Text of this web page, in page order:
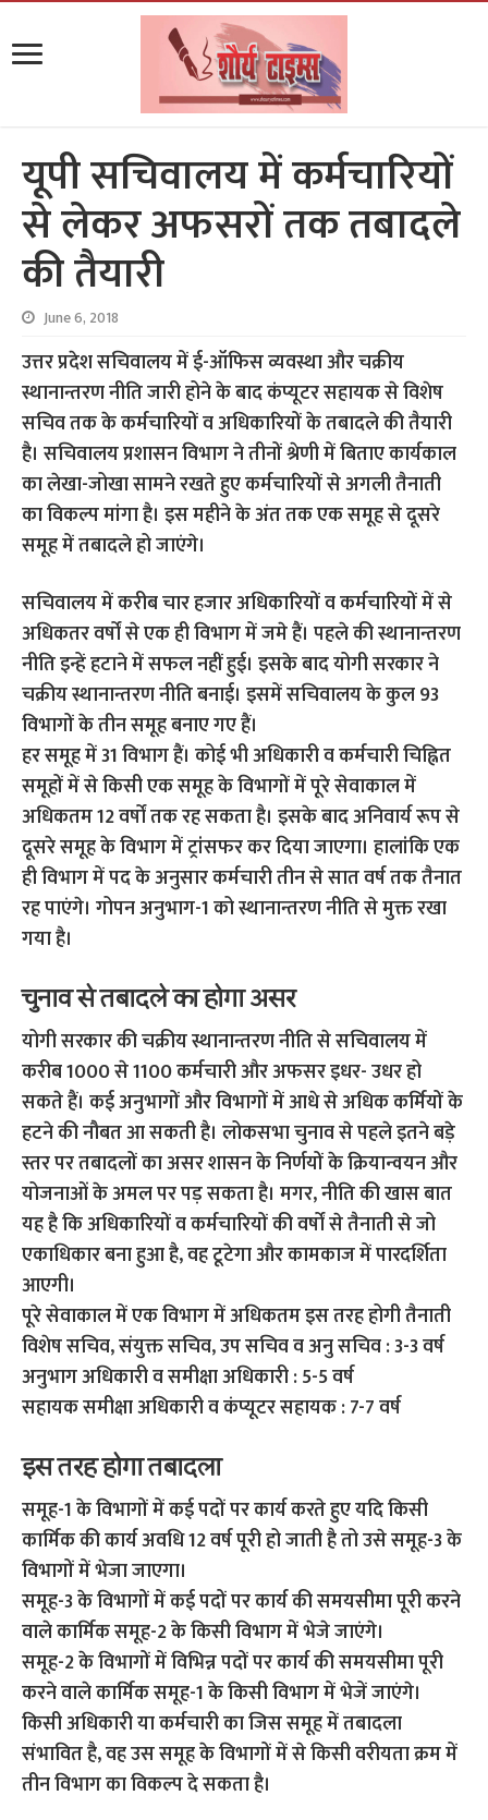
यूपी सचिवालय में कर्मचारियों
से लेकर अफसरों तक तबादले
की तैयारी
June 6, 2018
उत्तर प्रदेश सचिवालय में ई-ऑफिस व्यवस्था और चक्रीय
स्थानान्तरण नीति जारी होने के बाद कंप्यूटर सहायक से विशेष
सचिव तक के कर्मचारियों व अधिकारियों के तबादले की तैयारी
है। सचिवालय प्रशासन विभाग ने तीनों श्रेणी में बिताए कार्यकाल
का लेखा-जोखा सामने रखते हुए कर्मचारियों से अगली तैनाती
का विकल्प मांगा है। इस महीने के अंत तक एक समूह से दूसरे
समूह में तबादले हो जाएंगे।
सचिवालय में करीब चार हजार अधिकारियों व कर्मचारियों में से
अधिकतर वर्षों से एक ही विभाग में जमे हैं। पहले की स्थानान्तरण
नीति इन्हें हटाने में सफल नहीं हुई। इसके बाद योगी सरकार ने
चक्रीय स्थानान्तरण नीति बनाई। इसमें सचिवालय के कुल 93
विभागों के तीन समूह बनाए गए हैं।
हर समूह में 31 विभाग हैं। कोई भी अधिकारी व कर्मचारी चिह्नित
समूहों में से किसी एक समूह के विभागों में पूरे सेवाकाल में
अधिकतम 12 वर्षों तक रह सकता है। इसके बाद अनिवार्य रूप से
दूसरे समूह के विभाग में ट्रांसफर कर दिया जाएगा। हालांकि एक
ही विभाग में पद के अनुसार कर्मचारी तीन से सात वर्ष तक तैनात
रह पाएंगे। गोपन अनुभाग-1 को स्थानान्तरण नीति से मुक्त रखा
गया है।
चुनाव से तबादले का होगा असर
योगी सरकार की चक्रीय स्थानान्तरण नीति से सचिवालय में
करीब 1000 से 1100 कर्मचारी और अफसर इधर- उधर हो
सकते हैं। कई अनुभागों और विभागों में आधे से अधिक कर्मियों के
हटने की नौबत आ सकती है। लोकसभा चुनाव से पहले इतने बड़े
स्तर पर तबादलों का असर शासन के निर्णयों के क्रियान्वयन और
योजनाओं के अमल पर पड़ सकता है। मगर, नीति की खास बात
यह है कि अधिकारियों व कर्मचारियों की वर्षों से तैनाती से जो
एकाधिकार बना हुआ है, वह टूटेगा और कामकाज में पारदर्शिता
आएगी।
पूरे सेवाकाल में एक विभाग में अधिकतम इस तरह होगी तैनाती
विशेष सचिव, संयुक्त सचिव, उप सचिव व अनु सचिव : 3-3 वर्ष
अनुभाग अधिकारी व समीक्षा अधिकारी : 5-5 वर्ष
सहायक समीक्षा अधिकारी व कंप्यूटर सहायक : 7-7 वर्ष
इस तरह होगा तबादला
समूह-1 के विभागों में कई पदों पर कार्य करते हुए यदि किसी
कार्मिक की कार्य अवधि 12 वर्ष पूरी हो जाती है तो उसे समूह-3 के
विभागों में भेजा जाएगा।
समूह-3 के विभागों में कई पदों पर कार्य की समयसीमा पूरी करने
वाले कार्मिक समूह-2 के किसी विभाग में भेजे जाएंगे।
समूह-2 के विभागों में विभिन्न पदों पर कार्य की समयसीमा पूरी
करने वाले कार्मिक समूह-1 के किसी विभाग में भेजें जाएंगे।
किसी अधिकारी या कर्मचारी का जिस समूह में तबादला
संभावित है, वह उस समूह के विभागों में से किसी वरीयता क्रम में
तीन विभाग का विकल्प दे सकता है।